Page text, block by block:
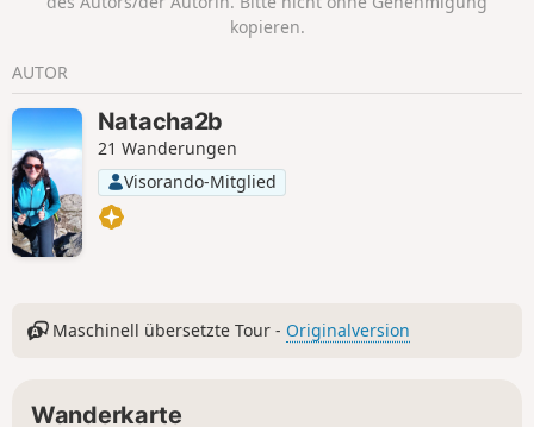
kopieren.
AUTOR
Natacha2b
21 Wanderungen
Visorando-Mitglied
Maschinell übersetzte Tour - Originalversion
Wanderkarte